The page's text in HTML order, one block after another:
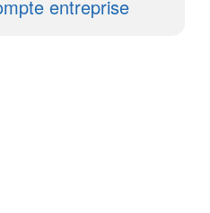
entreprise